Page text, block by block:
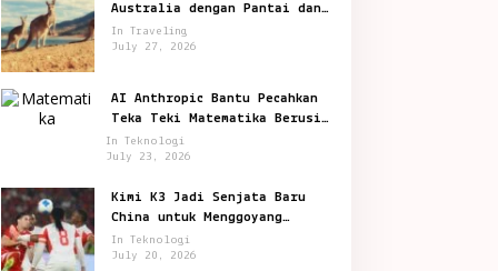
Australia dengan Pantai dan
Satwa Ikonik
In Traveling
July 27, 2026
AI Anthropic Bantu Pecahkan
Teka Teki Matematika Berusia
87 Tahun
In Teknologi
July 23, 2026
Kimi K3 Jadi Senjata Baru
China untuk Menggoyang
Keunggulan AI Amerika
In Teknologi
July 20, 2026